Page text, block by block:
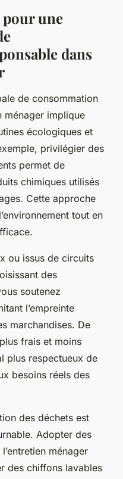
une
dans
de consommation
ménager implique
écologiques et
privilégier des
permet de
chimiques utilisés
Cette approche
tout en
ou issus de circuits
des
soutenez
l’empreinte
marchandises. De
frais et moins
plus respectueux de
besoins réels des
des déchets est
Adopter des
ménager
des chiffons lavables